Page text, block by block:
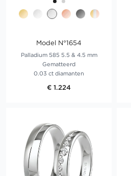
Model N°1654
Palladium 585 5.5 & 4.5 mm
Gematteerd
0.03 ct diamanten
€ 1.224